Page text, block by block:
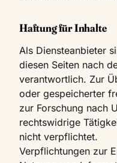
Haftung für Inhalte
Als Diensteanbieter
diesen Seiten nach
verantwortlich. Zur
oder gespeicherter
zur Forschung nach
rechtswidrige
nicht verpflichtet.
Verpflichtungen zur